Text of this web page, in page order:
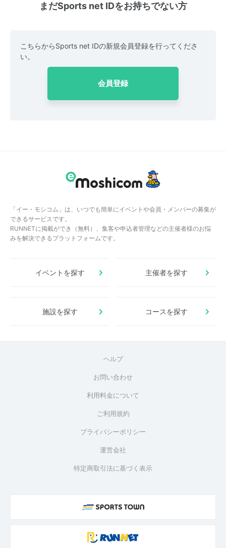
まだSports net IDをお持ちでない方
こちらからSports net IDの新規会員登録を行ってくださ
い。
会員登録
「イー・モシコム」は、いつでも簡単にイベントや会員・メンバーの募集が
できるサービスです。
RUNNETに掲載ができ（無料）、集客や申込者管理などの主催者様のお悩
みを解決できるプラットフォームです。
イベントを探す 主催者を探す
施設を探す コースを探す
ヘルプ
お問い合わせ
利用料金について
ご利用規約
プライバシーポリシー
運営会社
特定商取引法に基づく表示